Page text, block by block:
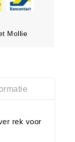
Mollie
rek voor